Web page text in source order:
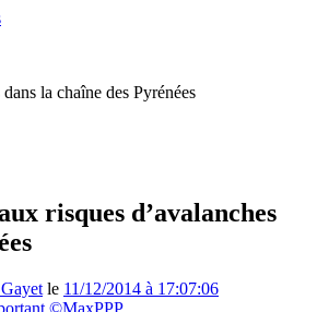
la chaîne des Pyrénées
risques d’avalanches
le 11/12/2014 à 17:07:06